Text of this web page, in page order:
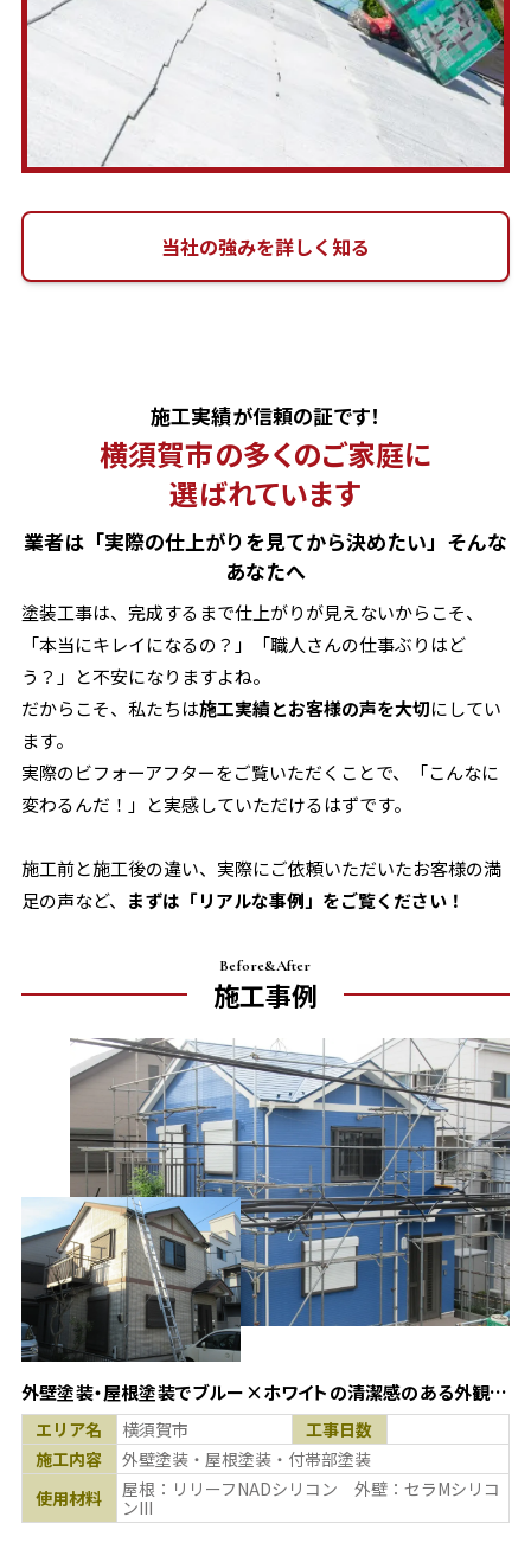
当社の強みを詳しく知る
施工実績が信頼の証です！
横須賀市の多くのご家庭に
選ばれています
業者は「実際の仕上がりを見てから決めたい」そんな
あなたへ
塗装工事は、完成するまで仕上がりが見えないからこそ、
「本当にキレイになるの？」「職人さんの仕事ぶりはど
う？」と不安になりますよね。
だからこそ、私たちは施工実績とお客様の声を大切にしてい
ます。
実際のビフォーアフターをご覧いただくことで、「こんなに
変わるんだ！」と実感していただけるはずです。
施工前と施工後の違い、実際にご依頼いただいたお客様の満
足の声など、 まずは「リアルな事例」をご覧ください！
Before&After
施工事例
外壁塗装・屋根塗装でブルー×ホワイトの清潔感のある外観
に！(神奈川県横須賀市)
エリア名 横須賀市
工事日数
施工内容
外壁塗装・屋根塗装・付帯部塗装
使用材料
屋根：リリーフNADシリコン 外壁：セラMシリコ
ンIII